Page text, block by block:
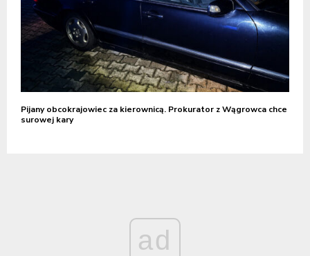
Pijany obcokrajowiec za kierownicą. Prokurator z Wągrowca chce
surowej kary
ad